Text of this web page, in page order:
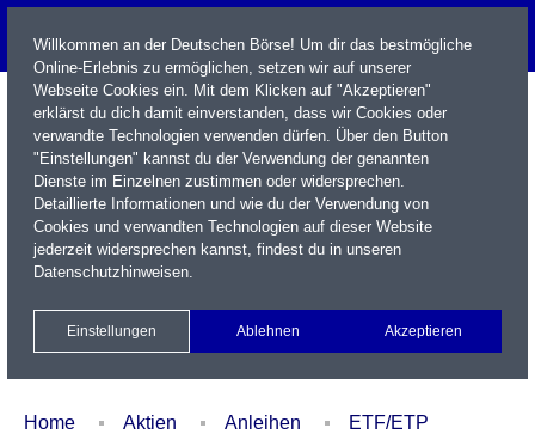
Name / WKN / ISIN / Kürzel
Xetra Realtime
Watchlist Portfolio Login
Home Aktien Anleihen
ETF/ETP
Willkommen an der Deutschen Börse! Um dir das bestmögliche
Online-Erlebnis zu ermöglichen, setzen wir auf unserer
Webseite Cookies ein. Mit dem Klicken auf "Akzeptieren"
erklärst du dich damit einverstanden, dass wir Cookies oder
verwandte Technologien verwenden dürfen. Über den Button
"Einstellungen" kannst du der Verwendung der genannten
Dienste im Einzelnen zustimmen oder widersprechen.
Detaillierte Informationen und wie du der Verwendung von
Cookies und verwandten Technologien auf dieser Website
jederzeit widersprechen kannst, findest du in unseren
Datenschutzhinweisen.
Einstellungen Ablehnen Akzeptieren